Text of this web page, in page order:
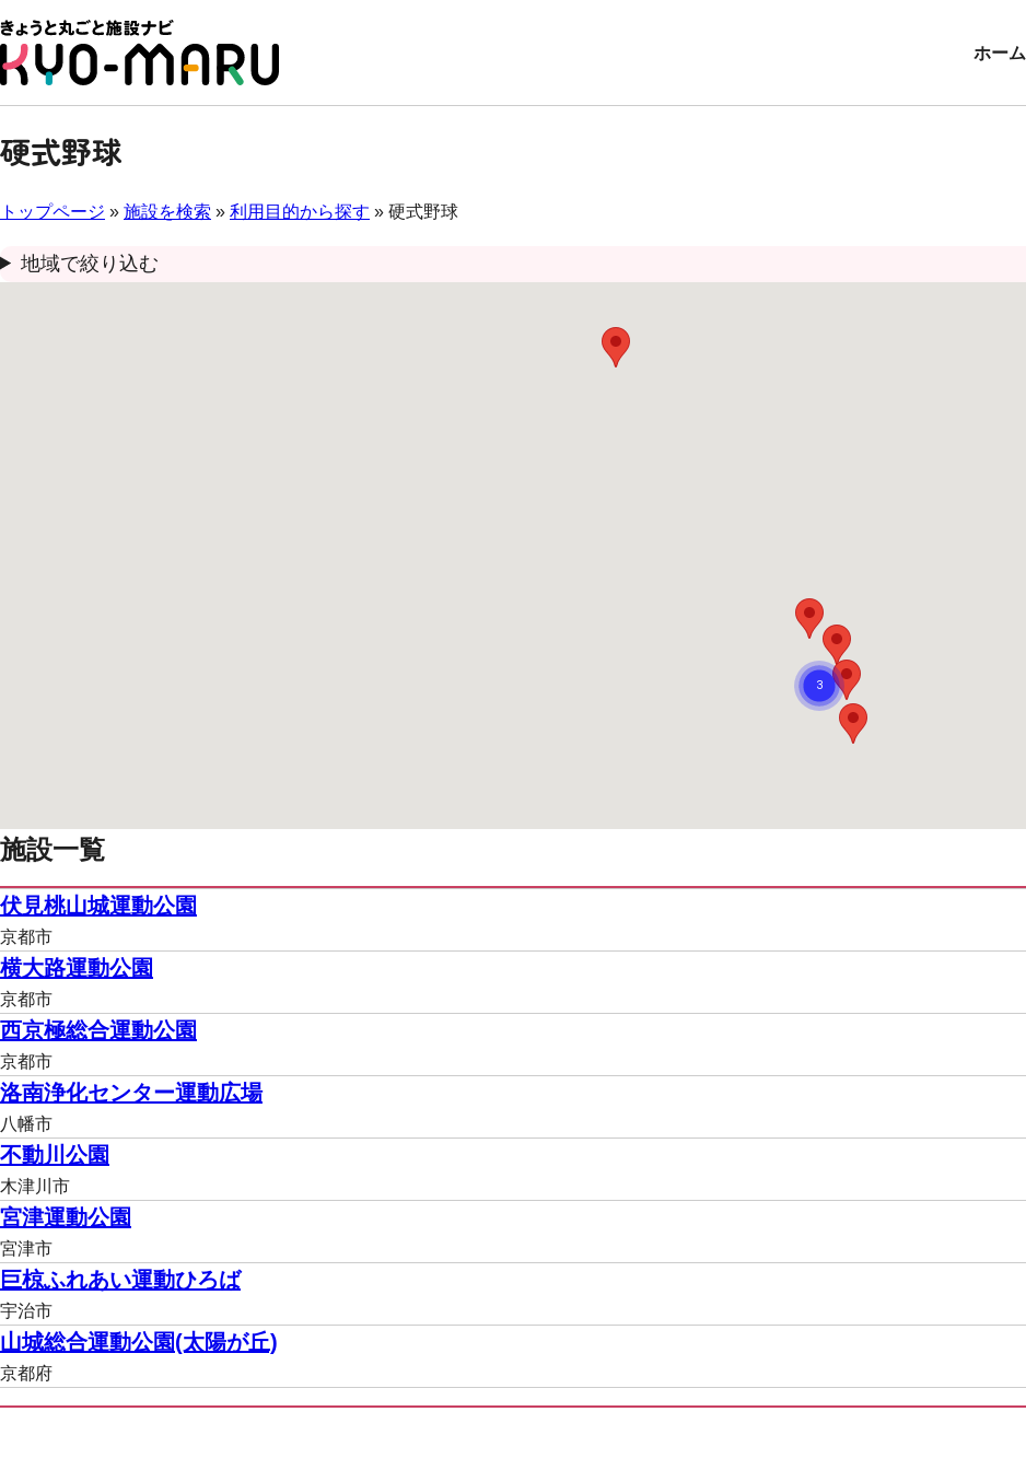
ホーム
硬式野球
トップページ » 施設を検索 » 利用目的から探す » 硬式野球
地域で絞り込む
施設一覧
伏見桃山城運動公園
京都市
横大路運動公園
京都市
西京極総合運動公園
京都市
洛南浄化センター運動広場
八幡市
不動川公園
木津川市
宮津運動公園
宮津市
巨椋ふれあい運動ひろば
宇治市
山城総合運動公園(太陽が丘)
京都府